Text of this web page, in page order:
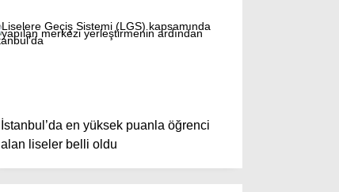
İstanbul’da en yüksek puanla öğrenci
alan liseler belli oldu